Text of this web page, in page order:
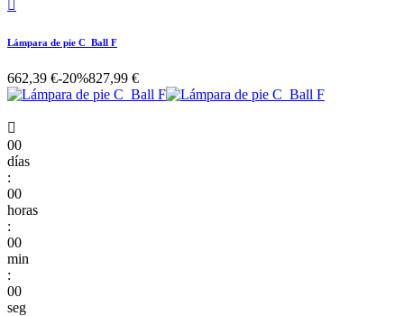

Lámpara de pie C_Ball F
662,39 €-20%827,99 €

00
días
:
00
horas
:
00
min
:
00
seg